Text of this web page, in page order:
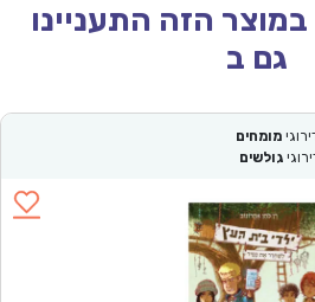
הזה התעניינו
גם ב
מומחים
גולשים